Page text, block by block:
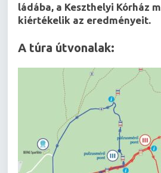
ládába, a Keszthelyi Kórház
kiértékelik az eredményeit.
A túra útvonalak: